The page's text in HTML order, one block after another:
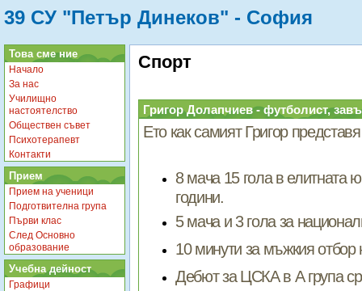
39 СУ "Петър Динеков" - София
Това сме ние
Начало
За нас
Училищно
настоятелство
Обществен съвет
Психотерапевт
Контакти
Прием
Прием на ученици
Подготвителна група
Първи клас
След Основно
образование
Учебна дейност
Графици
Спорт
Григор Долапчиев - футболист,
Ето как самият Григор
8 мача 15 гола в елитната
години.
5 мача и 3 гола за
10 минути за мъжкия
Дебют за ЦСКА в А група